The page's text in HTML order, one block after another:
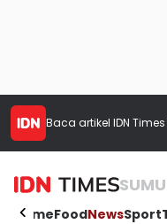
Baca artikel IDN Times
HomeFoodNewsSport